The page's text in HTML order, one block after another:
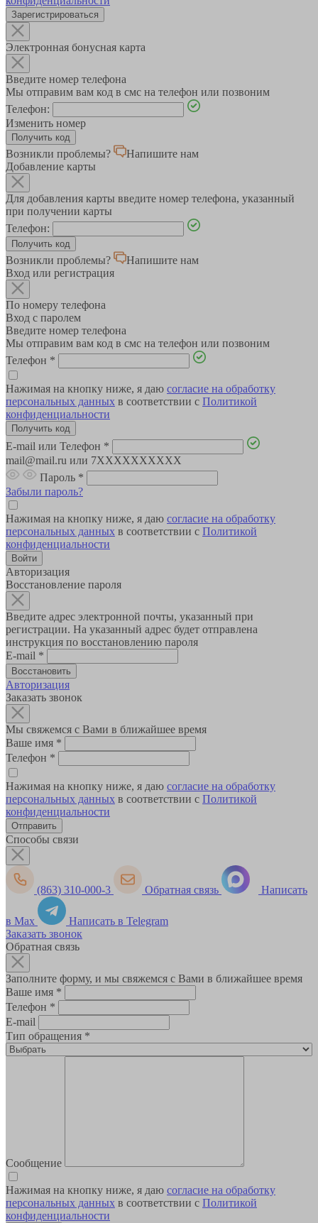
Зарегистрироваться
Электронная бонусная карта
Введите номер телефона
Мы отправим вам код в смс на телефон или позвоним
Телефон:
Изменить номер
Возникли проблемы?
Напишите нам
Добавление карты
Для добавления карты введите номер телефона, указанный
при получении карты
Телефон:
Возникли проблемы?
Напишите нам
Вход или регистрация
По номеру телефона
Вход с паролем
Введите номер телефона
Мы отправим вам код в смс на телефон или позвоним
Телефон *
Нажимая на кнопку ниже, я даю согласие на обработку
персональных данных в соответствии с Политикой
конфиденциальности
E-mail или Телефон *
mail@mail.ru или 7XXXXXXXXXX
Пароль *
Забыли пароль?
Нажимая на кнопку ниже, я даю согласие на обработку
персональных данных в соответствии с Политикой
конфиденциальности
Авторизация
Восстановление пароля
Введите адрес электронной почты, указанный при
регистрации. На указанный адрес будет отправлена
инструкция по восстановлению пароля
E-mail *
Авторизация
Заказать звонок
Мы свяжемся с Вами в ближайшее время
Ваше имя *
Телефон *
Нажимая на кнопку ниже, я даю согласие на обработку
персональных данных в соответствии с Политикой
конфиденциальности
Способы связи
(863) 310-000-3 Обратная связь Написать
в Max
Написать в Telegram
Заказать звонок
Обратная связь
Заполните форму, и мы свяжемся с Вами в ближайшее время
Ваше имя *
Телефон *
E-mail
Тип обращения *
Сообщение
Нажимая на кнопку ниже, я даю согласие на обработку
персональных данных в соответствии с Политикой
конфиденциальности